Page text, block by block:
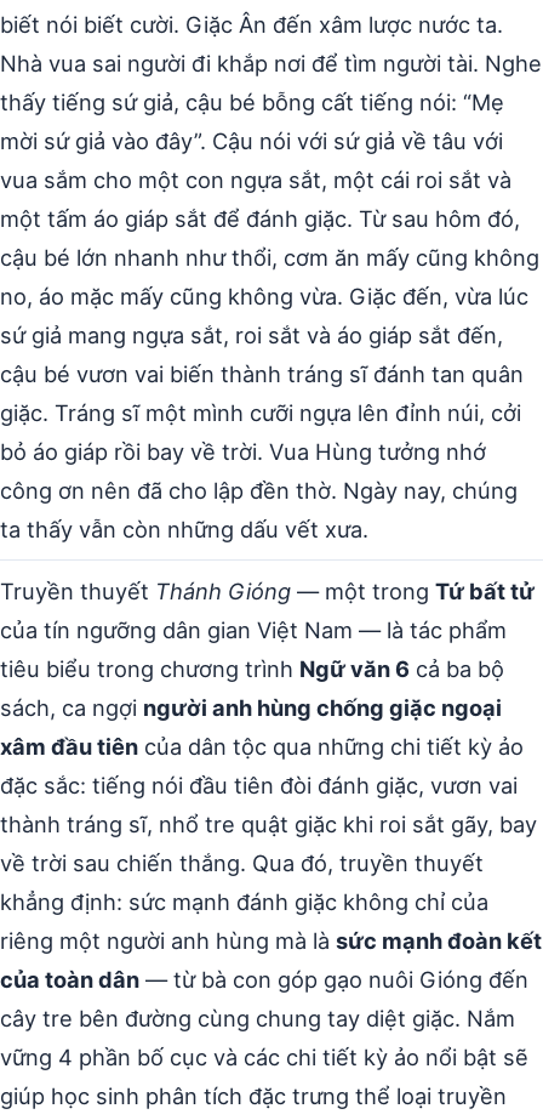
biết nói biết cười. Giặc Ân đến xâm lược nước ta.
Nhà vua sai người đi khắp nơi để tìm người tài. Nghe
thấy tiếng sứ giả, cậu bé bỗng cất tiếng nói: “Mẹ
mời sứ giả vào đây”. Cậu nói với sứ giả về tâu với
vua sắm cho một con ngựa sắt, một cái roi sắt và
một tấm áo giáp sắt để đánh giặc. Từ sau hôm đó,
cậu bé lớn nhanh như thổi, cơm ăn mấy cũng không
no, áo mặc mấy cũng không vừa. Giặc đến, vừa lúc
sứ giả mang ngựa sắt, roi sắt và áo giáp sắt đến,
cậu bé vươn vai biến thành tráng sĩ đánh tan quân
giặc. Tráng sĩ một mình cưỡi ngựa lên đỉnh núi, cởi
bỏ áo giáp rồi bay về trời. Vua Hùng tưởng nhớ
công ơn nên đã cho lập đền thờ. Ngày nay, chúng
ta thấy vẫn còn những dấu vết xưa.
Truyền thuyết Thánh Gióng — một trong Tứ bất tử
của tín ngưỡng dân gian Việt Nam — là tác phẩm
tiêu biểu trong chương trình Ngữ văn 6 cả ba bộ
sách, ca ngợi người anh hùng chống giặc ngoại
xâm đầu tiên của dân tộc qua những chi tiết kỳ ảo
đặc sắc: tiếng nói đầu tiên đòi đánh giặc, vươn vai
thành tráng sĩ, nhổ tre quật giặc khi roi sắt gãy, bay
về trời sau chiến thắng. Qua đó, truyền thuyết
khẳng định: sức mạnh đánh giặc không chỉ của
riêng một người anh hùng mà là sức mạnh đoàn kết
của toàn dân — từ bà con góp gạo nuôi Gióng đến
cây tre bên đường cùng chung tay diệt giặc. Nắm
vững 4 phần bố cục và các chi tiết kỳ ảo nổi bật sẽ
giúp học sinh phân tích đặc trưng thể loại truyền